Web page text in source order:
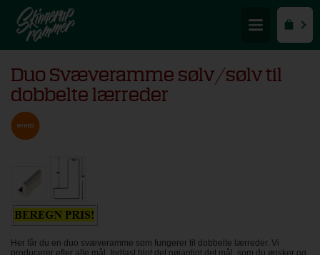
Duo Svæveramme sølv/sølv til
dobbelte lærreder